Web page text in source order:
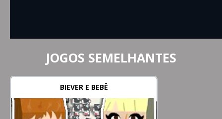
JOGOS SEMELHANTES
BIEVER E BEBÊ